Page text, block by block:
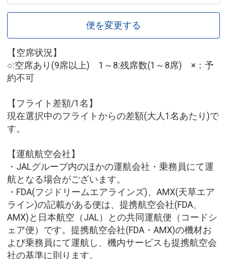
便を変更する
【空席状況】
○:空席あり(9席以上) 1～8:残席数(1～8席) ×：予
約不可
【フライト差額/1名】
現在選択中のフライトからの差額(大人1名あたり)で
す。
【運航航空会社】
・JALグループ内のほかの運航会社・乗務員にて運
航となる場合がございます。
・FDA(フジドリームエアラインズ)、AMX(天草エア
ライン)の記載がある便は、提携航空会社(FDA、
AMX)と日本航空（JAL）との共同運航便（コードシ
ェア便）です。提携航空会社(FDA・AMX)の機材お
よび乗務員にて運航し、機内サービスも提携航空会
社の基準に則ります。